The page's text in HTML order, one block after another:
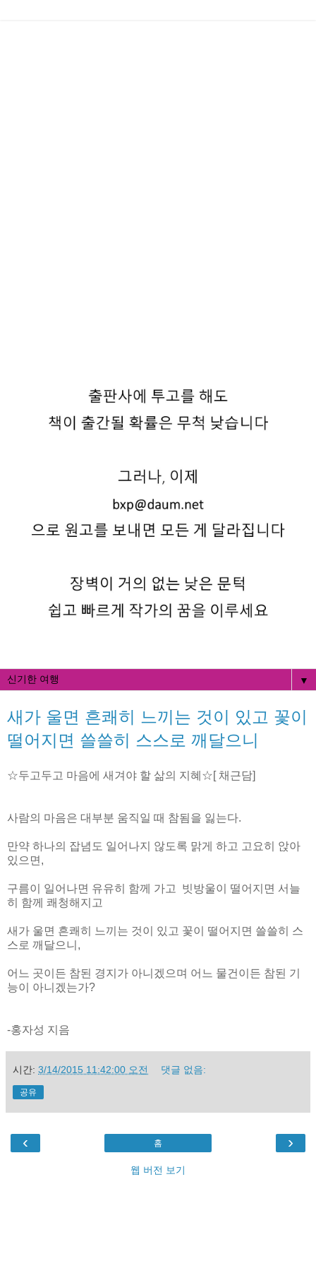
▼
새가 울면 흔쾌히 느끼는 것이 있고 꽃이
떨어지면 쓸쓸히 스스로 깨달으니
☆두고두고 마음에 새겨야 할 삶의 지혜☆[ 채근담]
사람의 마음은 대부분 움직일 때 참됨을 잃는다.
만약 하나의 잡념도 일어나지 않도록 맑게 하고 고요히 앉아
있으면,
구름이 일어나면 유유히 함께 가고 빗방울이 떨어지면 서늘
히 함께 쾌청해지고
새가 울면 흔쾌히 느끼는 것이 있고 꽃이 떨어지면 쓸쓸히 스
스로 깨달으니,
어느 곳이든 참된 경지가 아니겠으며 어느 물건이든 참된 기
능이 아니겠는가?
-홍자성 지음
시간: 3/14/2015 11:42:00 오전 댓글 없음:
공유
‹ ›
홈
웹 버전 보기